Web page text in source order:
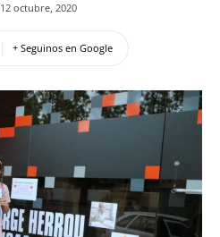
12 octubre, 2020
+ Seguinos en Google